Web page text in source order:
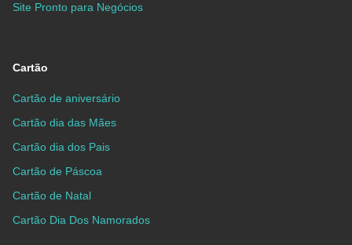
Site Pronto para Negócios
Cartão
Cartão de aniversário
Cartão dia das Mães
Cartão dia dos Pais
Cartão de Páscoa
Cartão de Natal
Cartão Dia Dos Namorados